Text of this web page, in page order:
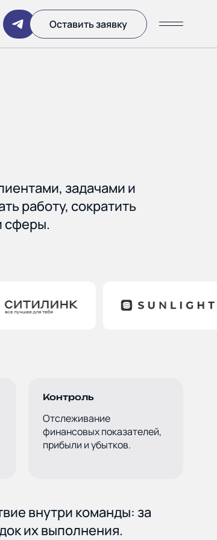
Написать
Оставить заявку
цены
задачами и
работу, сократить
сферы.
Контроль
Отслеживание
финансовых показателей,
прибыли и убытков.
внутри команды: за
их выполнения.